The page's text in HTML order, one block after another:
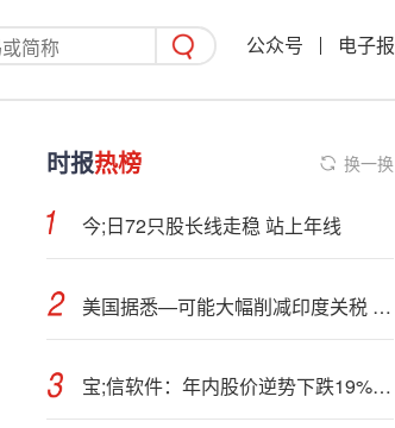
公众号 电子报
时报热榜 换一换
今;日72只股长线走稳 站上年线
美国据悉—可能大幅削减印度关税 俄油仍是谈判焦点之一
宝;信软件：年内股价逆势下跌19%，业绩能否企稳回升？